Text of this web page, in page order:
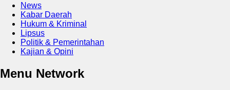
News
Kabar Daerah
Hukum & Kriminal
Lipsus
Politik & Pemerintahan
Kajian & Opini
Menu Network